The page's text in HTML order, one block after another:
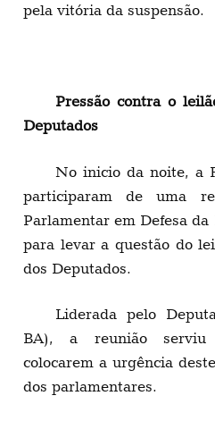
pela vitória da suspensão.
Pressão contra o
Deputados
No inicio da noite, a
participaram de uma
Parlamentar em Defesa
para levar a questão do
dos Deputados.
Liderada pelo
BA), a reunião serviu
colocarem a urgência
dos parlamentares.